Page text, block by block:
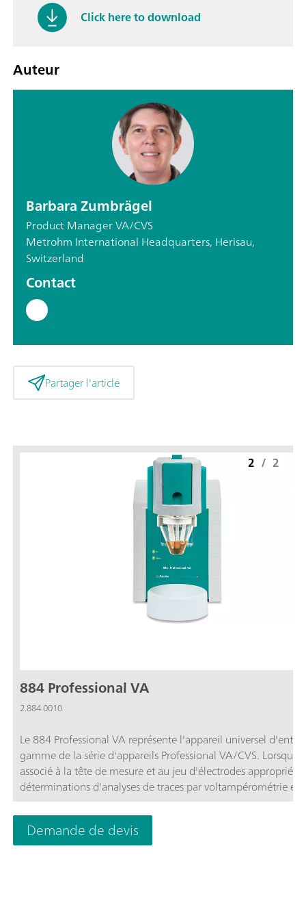
Click here to download
Auteur
Barbara Zumbrägel
Product Manager VA/CVS
Metrohm International Headquarters, Herisau,
Switzerland
Contact
Partager l'article
884 Professional VA
2.884.0010
Le 884 Professional VA représente l'appareil universel
gamme de la série d'appareils Professional VA/CVS. Lorsqu'il
associé à la tête de mesure et au jeu d'électrodes appropriés,
déterminations d'analyses de traces par voltampérométrie et
polarographie sont réalisables à l'aide de l'électrode Multi
pro, du scTrace Gold, de l'électrode goutte à goutte au
des déterminations d'additifs organiques dans des bains
galvaniques avec la voltampérométrie cyclique inverse (Cyclic
2 / 2
Demande de devis